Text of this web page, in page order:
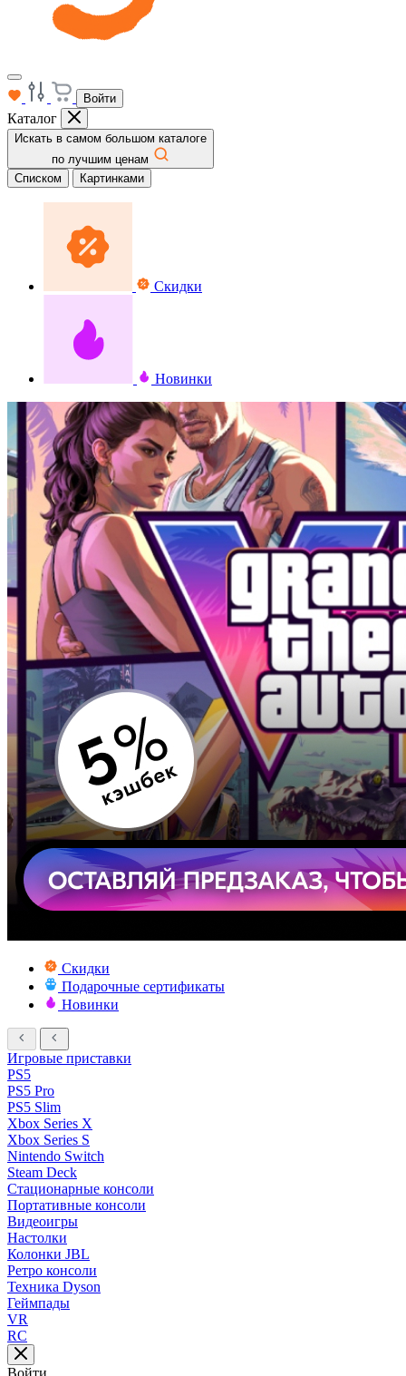
Войти
Каталог
Искать в самом большом каталоге
по лучшим ценам
Списком
Картинками
Скидки
Новинки
Скидки
Подарочные сертификаты
Новинки
Игровые приставки
PS5
PS5 Pro
PS5 Slim
Xbox Series X
Xbox Series S
Nintendo Switch
Steam Deck
Стационарные консоли
Портативные консоли
Видеоигры
Настолки
Колонки JBL
Ретро консоли
Техника Dyson
Геймпады
VR
RC
Войти